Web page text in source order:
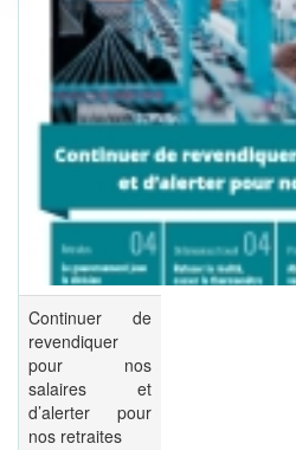
Continuer de
revendiquer
pour nos
salaires et
d’alerter pour
nos retraites